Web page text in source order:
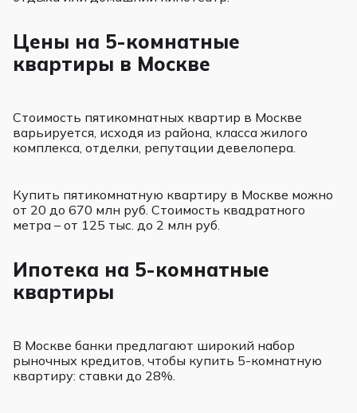
Цены на 5-комнатные
квартиры в Москве
Стоимость пятикомнатных квартир в Москве
варьируется, исходя из района, класса жилого
комплекса, отделки, репутации девелопера.
Купить пятикомнатную квартиру в Москве можно
от 20 до 670 млн руб. Стоимость квадратного
метра – от 125 тыс. до 2 млн руб.
Ипотека на 5-комнатные
квартиры
В Москве банки предлагают широкий набор
рыночных кредитов, чтобы купить 5-комнатную
квартиру: ставки до 28%.